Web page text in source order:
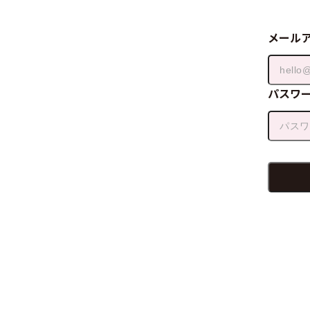
メール
パスワ